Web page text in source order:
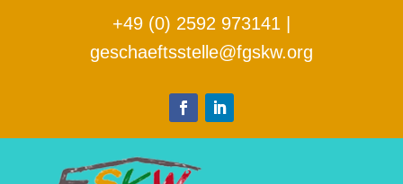
+49 (0) 2592 973141
geschaeftsstelle@fgskw.org